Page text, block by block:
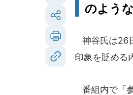
のような
神谷氏は26
印象を貶める
番組内で「